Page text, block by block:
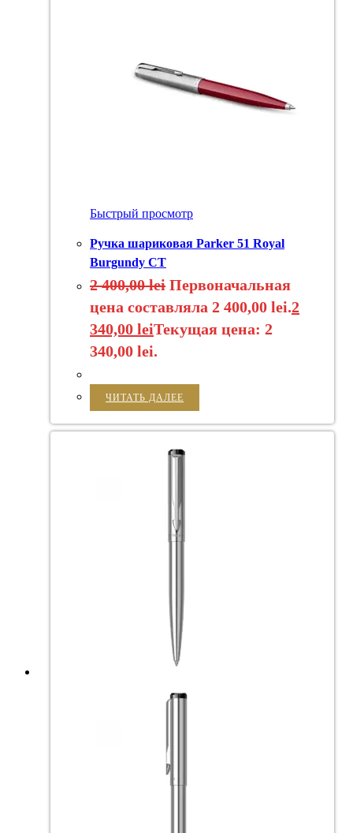
Быстрый просмотр
Ручка шариковая Parker 51 Royal
Burgundy CT
2 400,00lei Первоначальная
цена составляла 2 400,00 lei.2
340,00 leiТекущая цена: 2
340,00 lei.
ЧИТАТЬ ДАЛЕЕ